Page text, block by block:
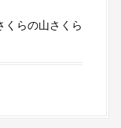
くらの山さくら